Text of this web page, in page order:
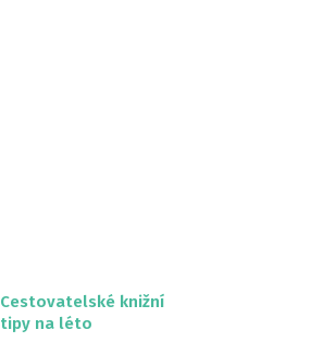
Cestovatelské knižní
tipy na léto